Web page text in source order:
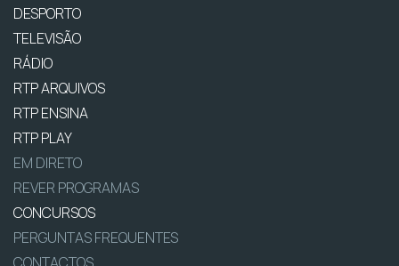
DESPORTO
TELEVISÃO
RÁDIO
RTP ARQUIVOS
RTP ENSINA
RTP PLAY
EM DIRETO
REVER PROGRAMAS
CONCURSOS
PERGUNTAS FREQUENTES